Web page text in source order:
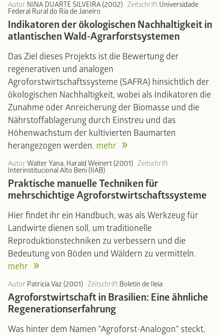
Autor NINA DUARTE SILVEIRA (2002) Zeitschrift Universidade
Federal Rural do Ria de Janeiro
Indikatoren der ökologischen Nachhaltigkeit in
atlantischen Wald-Agrarforstsystemen
Das Ziel dieses Projekts ist die Bewertung der
regenerativen und analogen
Agroforstwirtschaftssysteme (SAFRA) hinsichtlich der
ökologischen Nachhaltigkeit, wobei als Indikatoren die
Zunahme oder Anreicherung der Biomasse und die
Nährstoffablagerung durch Einstreu und das
Höhenwachstum der kultivierten Baumarten
herangezogen werden. mehr
Autor Walter Yana, Harald Weinert (2001) Zeitschrift
Interinstitucional Alto Beni (IIAB)
Praktische manuelle Techniken für
mehrschichtige Agroforstwirtschaftssysteme
Hier findet ihr ein Handbuch, was als Werkzeug für
Landwirte dienen soll, um traditionelle
Reproduktionstechniken zu verbessern und die
Bedeutung von Böden und Wäldern zu vermitteln.
mehr
Autor Patricia Vaz (2001) Zeitschrift Boletin de Ileia
Agroforstwirtschaft in Brasilien: Eine ähnliche
Regenerationserfahrung
Was hinter dem Namen "Agroforst-Analogon" steckt,